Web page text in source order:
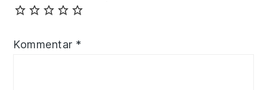
Kommentar *